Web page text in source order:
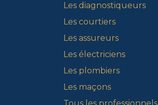
Les diagnostiqueurs
Les courtiers
Les assureurs
Les électriciens
Les plombiers
Les maçons